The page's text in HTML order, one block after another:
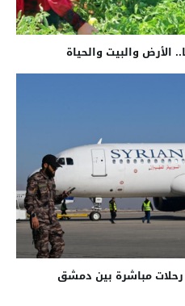
الأرض والبيت والحياة
مباشرة بين دمشق